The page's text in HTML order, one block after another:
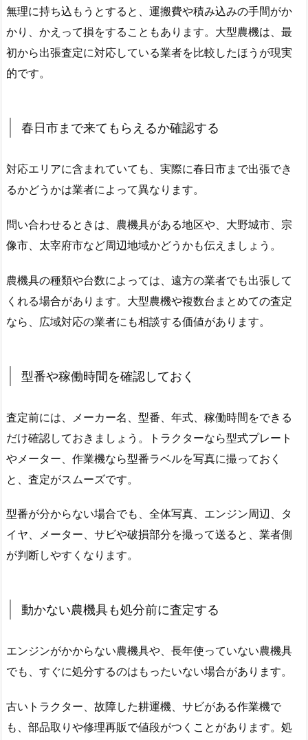
無理に持ち込もうとすると、運搬費や積み込みの手間がか
かり、かえって損をすることもあります。大型農機は、最
初から出張査定に対応している業者を比較したほうが現実
的です。
春日市まで来てもらえるか確認する
対応エリアに含まれていても、実際に春日市まで出張でき
るかどうかは業者によって異なります。
問い合わせるときは、農機具がある地区や、大野城市、宗
像市、太宰府市など周辺地域かどうかも伝えましょう。
農機具の種類や台数によっては、遠方の業者でも出張して
くれる場合があります。大型農機や複数台まとめての査定
なら、広域対応の業者にも相談する価値があります。
型番や稼働時間を確認しておく
査定前には、メーカー名、型番、年式、稼働時間をできる
だけ確認しておきましょう。トラクターなら型式プレート
やメーター、作業機なら型番ラベルを写真に撮っておく
と、査定がスムーズです。
型番が分からない場合でも、全体写真、エンジン周辺、タ
イヤ、メーター、サビや破損部分を撮って送ると、業者側
が判断しやすくなります。
動かない農機具も処分前に査定する
エンジンがかからない農機具や、長年使っていない農機具
でも、すぐに処分するのはもったいない場合があります。
古いトラクター、故障した耕運機、サビがある作業機で
も、部品取りや修理再販で値段がつくことがあります。処